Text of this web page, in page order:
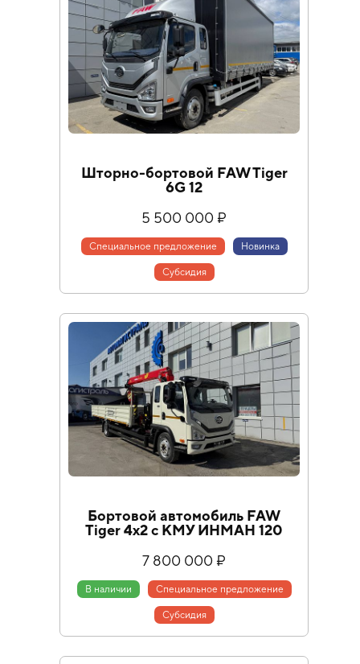
Шторно-бортовой FAW Tiger
6G 12
5 500 000 ₽
Специальное предложение Новинка
Cубсидия
Бортовой автомобиль FAW
Tiger 4x2 с КМУ ИНМАН 120
7 800 000 ₽
В наличии Специальное предложение
Cубсидия